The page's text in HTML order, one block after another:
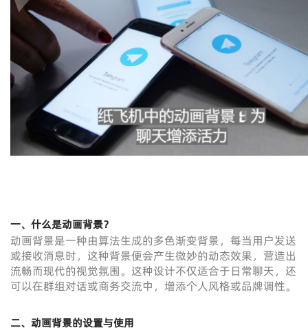
一、什么是动画背景？
动画背景是一种由算法生成的多色渐变背景，每当用户发送
或接收消息时，这种背景便会产生微妙的动态效果，营造出
流畅而现代的视觉氛围。这种设计不仅适合于日常聊天，还
可以在群组对话或商务交流中，增添个人风格或品牌调性。
二、动画背景的设置与使用